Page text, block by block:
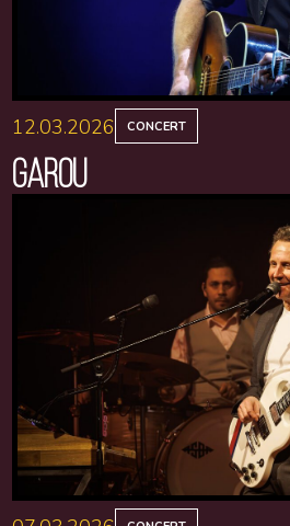
12.03.2026 CONCERT
GAROU